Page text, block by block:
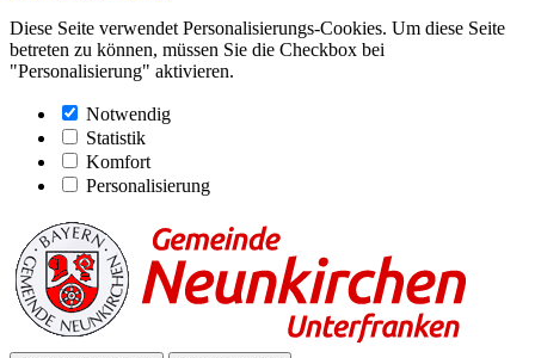
Diese Seite verwendet Personalisierungs-Cookies. Um diese Seite
betreten zu können, müssen Sie die Checkbox bei
"Personalisierung" aktivieren.
Notwendig
Statistik
Komfort
Personalisierung